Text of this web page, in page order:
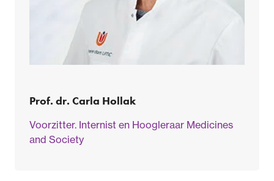
Prof. dr. Carla Hollak
Voorzitter. Internist en Hoogleraar Medicines
and Society